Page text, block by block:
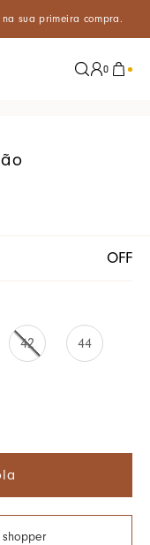
um desconto especial
0
OFF
42 44